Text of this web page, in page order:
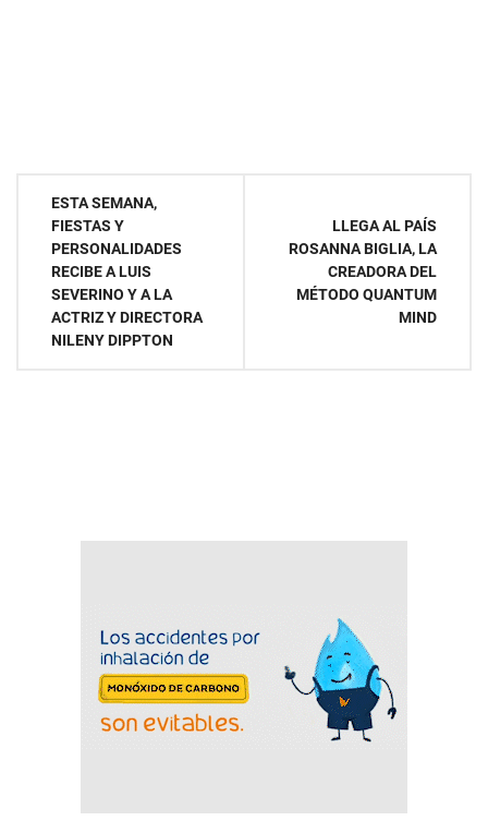
Navegación
entradas
ESTA SEMANA,
FIESTAS Y
PERSONALIDADES
RECIBE A LUIS
SEVERINO Y A LA
ACTRIZ Y DIRECTORA
NILENY DIPPTON
LLEGA AL PAÍS
ROSANNA BIGLIA, LA
CREADORA DEL
MÉTODO QUANTUM
MIND